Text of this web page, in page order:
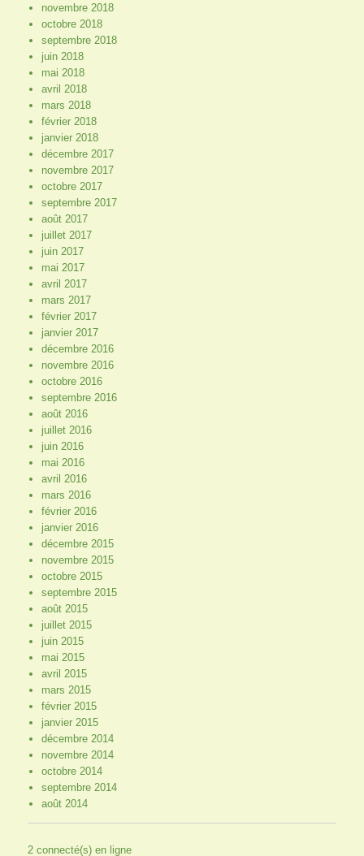
novembre 2018
octobre 2018
septembre 2018
juin 2018
mai 2018
avril 2018
mars 2018
février 2018
janvier 2018
décembre 2017
novembre 2017
octobre 2017
septembre 2017
août 2017
juillet 2017
juin 2017
mai 2017
avril 2017
mars 2017
février 2017
janvier 2017
décembre 2016
novembre 2016
octobre 2016
septembre 2016
août 2016
juillet 2016
juin 2016
mai 2016
avril 2016
mars 2016
février 2016
janvier 2016
décembre 2015
novembre 2015
octobre 2015
septembre 2015
août 2015
juillet 2015
juin 2015
mai 2015
avril 2015
mars 2015
février 2015
janvier 2015
décembre 2014
novembre 2014
octobre 2014
septembre 2014
août 2014
2 connecté(s) en ligne